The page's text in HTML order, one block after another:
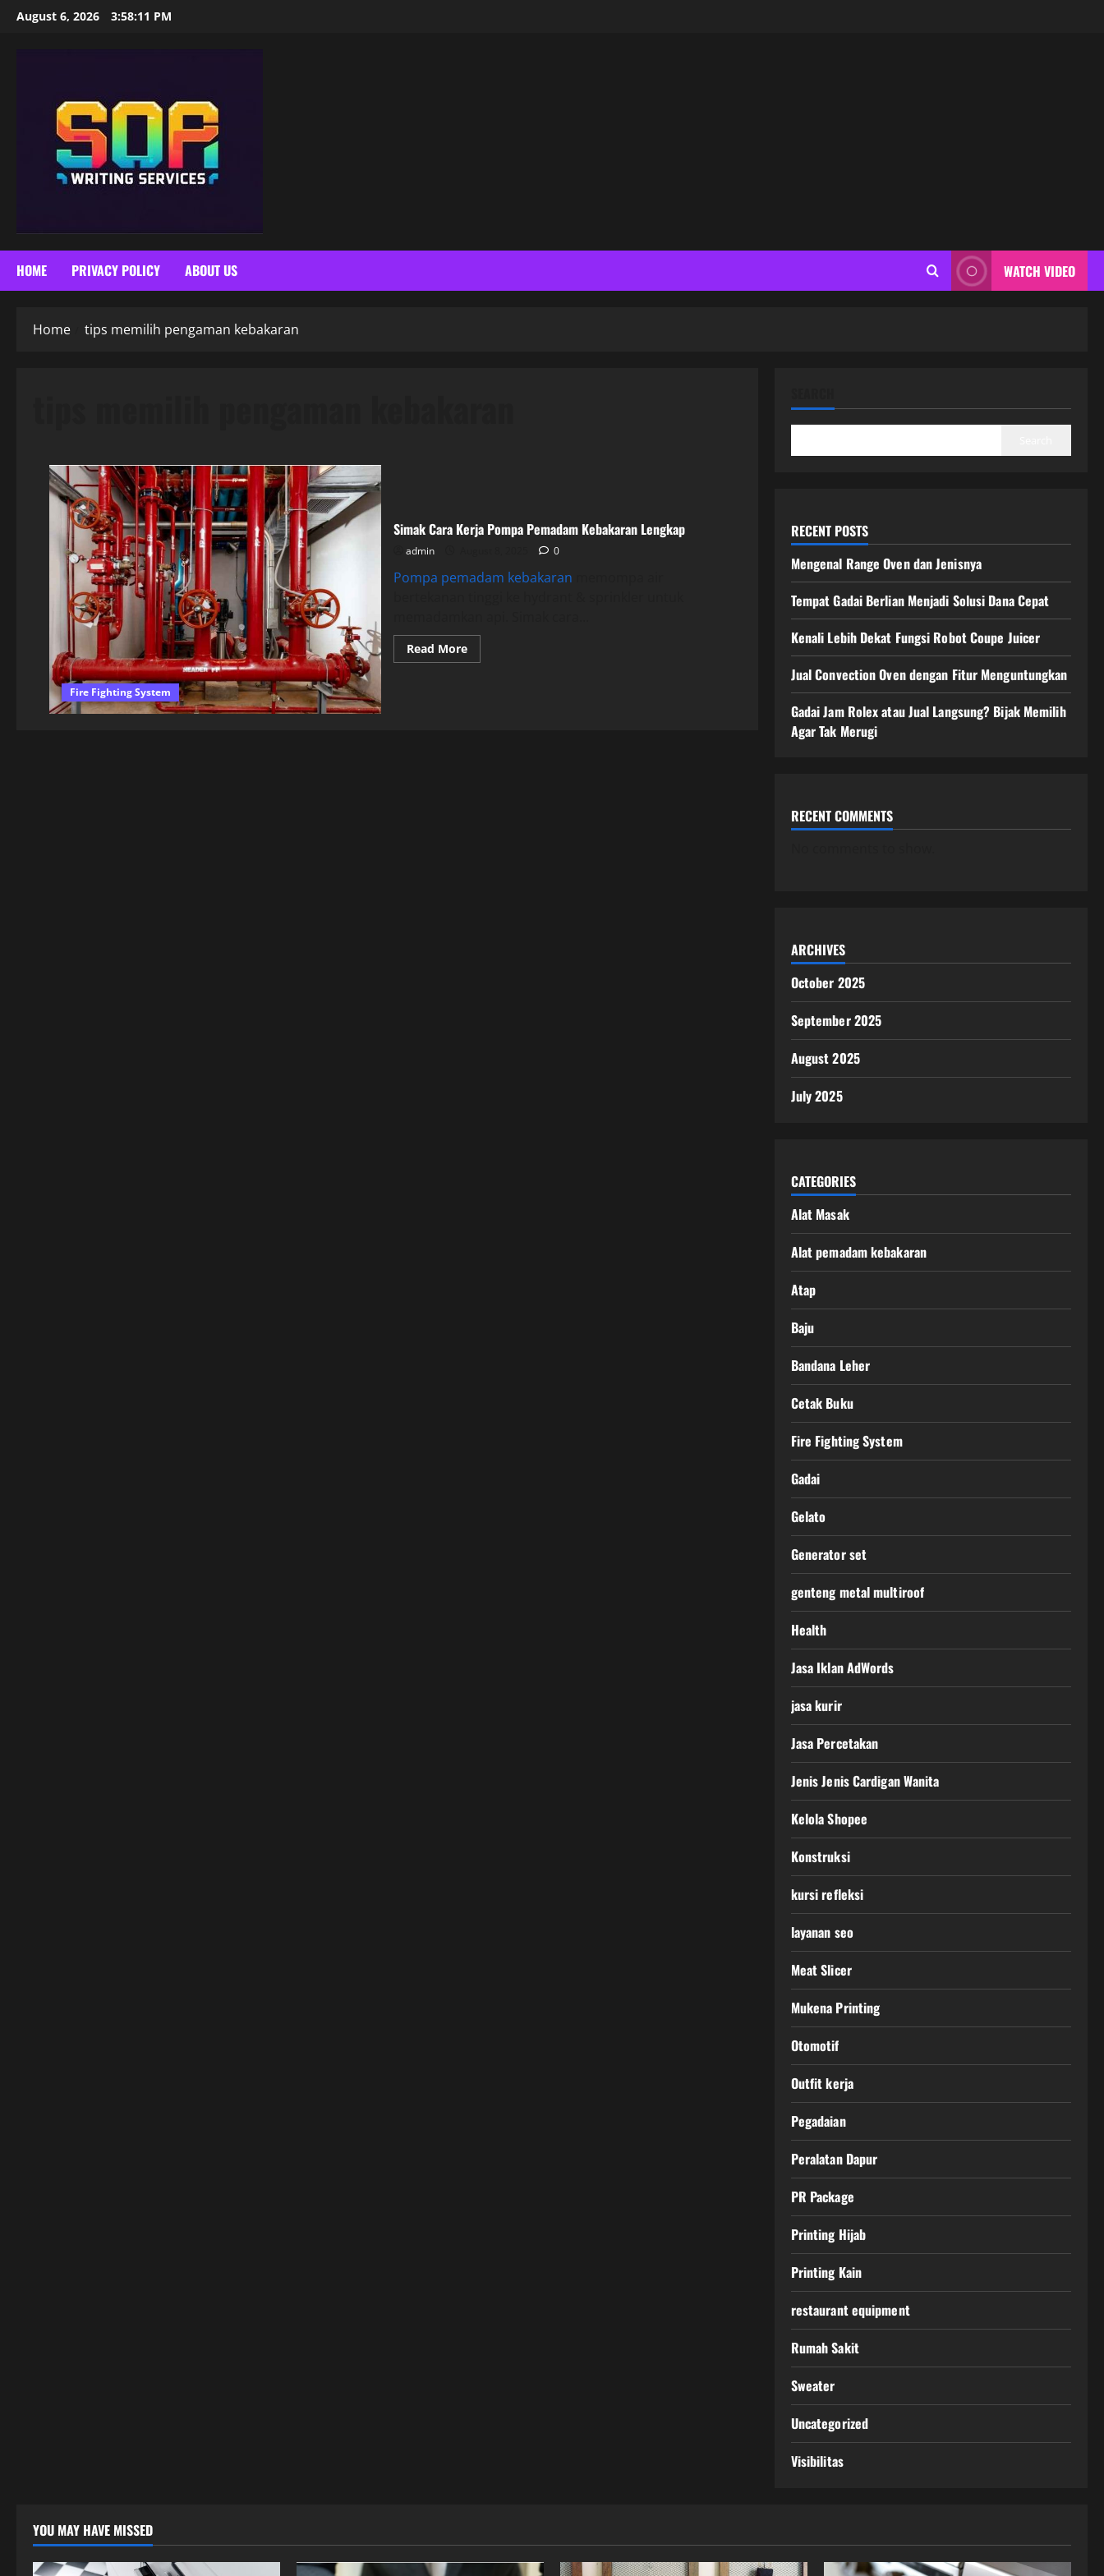
SkipAugust 6, 2026 3:58:11 PM
HOME PRIVACY POLICY ABOUT US WATCH VIDEO
Home tips memilih pengaman kebakaran
Fire Fighting System
Simak Cara Kerja Pompa Pemadam Kebakaran Lengkap
admin 0
Pompa pemadam kebakaran
Read MoreRead
more
RECENT POSTS
Mengenal Range Oven dan Jenisnya
Tempat Gadai Berlian Menjadi Solusi Dana Cepat
Kenali Lebih Dekat Fungsi Robot Coupe Juicer
Jual Convection Oven dengan Fitur Menguntungkan
Gadai Jam Rolex atau Jual Langsung? Bijak Memilih
Agar Tak Merugi
RECENT COMMENTS
ARCHIVES
October 2025
September 2025
August 2025
July 2025
CATEGORIES
Alat Masak
Alat pemadam kebakaran
Atap
Baju
Bandana Leher
Cetak Buku
Fire Fighting System
Gadai
Gelato
Generator set
genteng metal multiroof
Health
Jasa Iklan AdWords
jasa kurir
Jasa Percetakan
Jenis Jenis Cardigan Wanita
Kelola Shopee
Konstruksi
kursi refleksi
layanan seo
Meat Slicer
Mukena Printing
Otomotif
Outfit kerja
Pegadaian
Peralatan Dapur
PR Package
Printing Hijab
Printing Kain
restaurant equipment
Rumah Sakit
Sweater
Uncategorized
Visibilitas
YOU MAY HAVE MISSED